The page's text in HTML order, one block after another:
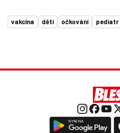
vakcína děti očkování pediatr